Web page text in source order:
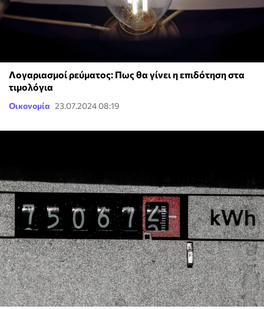
Λογαριασμοί ρεύματος: Πως θα γίνει η επιδότηση στα
τιμολόγια
Οικονομία 23.07.2024 08:19